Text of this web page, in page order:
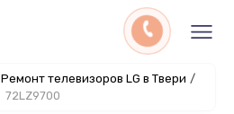
Ремонт телевизоров LG в Твери /
72LZ9700